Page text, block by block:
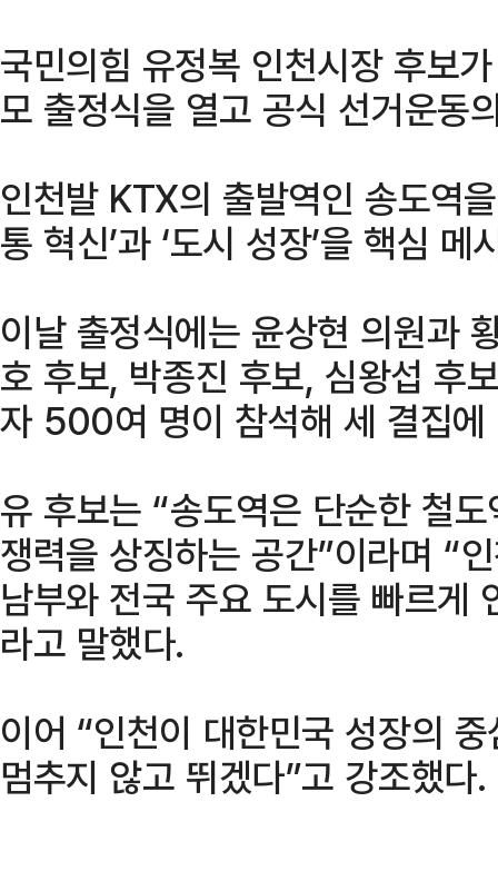
국민의힘 유정복 인천시장 후보
모 출정식을 열고 공식 선거운동
인천발 KTX의 출발역인 송도역
통 혁신’과 ‘도시 성장’을 핵심 메
이날 출정식에는 윤상현 의원과
호 후보, 박종진 후보, 심왕섭 후
자 500여 명이 참석해 세 결집에
유 후보는 “송도역은 단순한 철
쟁력을 상징하는 공간”이라며 “
남부와 전국 주요 도시를 빠르게
라고 말했다.
이어 “인천이 대한민국 성장의
멈추지 않고 뛰겠다”고 강조했다.